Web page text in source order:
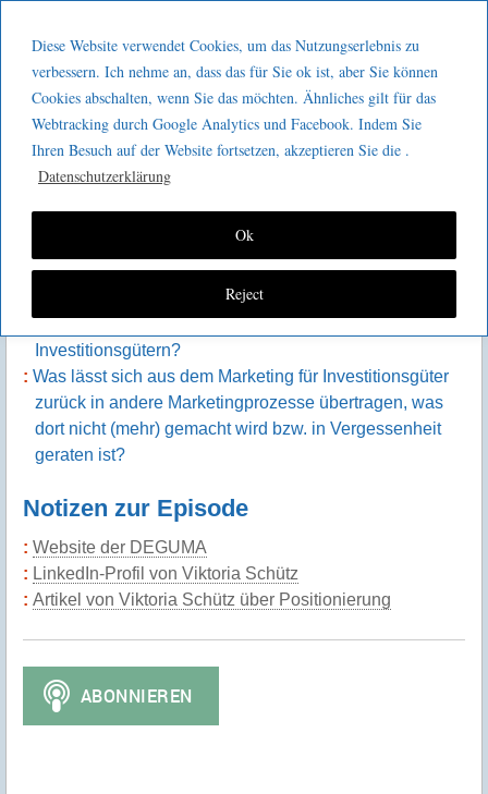
Diese Website verwendet Cookies, um das Nutzungserlebnis zu
verbessern. Ich nehme an, dass das für Sie ok ist, aber Sie können
Cookies abschalten, wenn Sie das möchten. Ähnliches gilt für das
Webtracking durch Google Analytics und Facebook. Indem Sie
Ihren Besuch auf der Website fortsetzen, akzeptieren Sie die .
Datenschutzerklärung
Reject
Ok
GeeMco :
Götz Müller
Consulting
Kaizen 2 go 138 : Marketingprozesse
für Investitionsgüter
Was unterscheidet Marketing für Investitionsgüter von
„normalem“ B2B-Marketing oder auch B2C-Marketing?
Welche Unterschiede ergeben aus den
Investitionsgütern?
Was lässt sich aus dem Marketing für Investitionsgüter
zurück in andere Marketingprozesse übertragen, was
dort nicht (mehr) gemacht wird bzw. in Vergessenheit
geraten ist?
Notizen zur Episode
Website der DEGUMA
LinkedIn-Profil von Viktoria Schütz
Artikel von Viktoria Schütz über Positionierung